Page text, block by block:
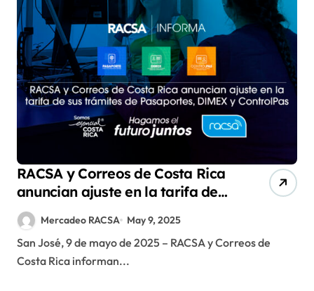
RACSA y Correos de Costa Rica
anuncian ajuste en la tarifa de
sus trámites de Pasaportes,
DIMEX y ControlPas
Mercadeo RACSA May 9, 2025
San José, 9 de mayo de 2025 – RACSA y Correos de
Costa Rica informan...